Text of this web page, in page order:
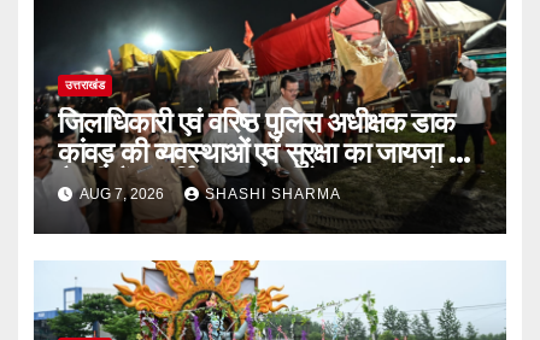
उत्तराखंड
जिलाधिकारी एवं वरिष्ठ पुलिस अधीक्षक डाक
कांवड़ की व्यवस्थाओं एवं सुरक्षा का जायजा लेने
बैरागी कैंप पार्किंग स्थल जीरो ग्राउंड पर देर
रात्रि पहुंचे
AUG 7, 2026 SHASHI SHARMA